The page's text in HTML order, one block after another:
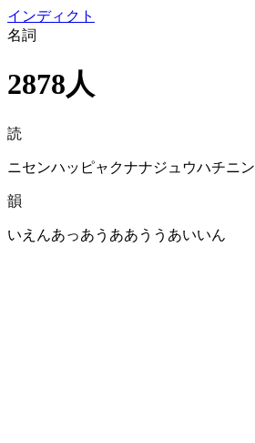
インディクト
名詞
2878人
読
ニセンハッピャクナナジュウハチニン
韻
いえんあっあうああううあいいん